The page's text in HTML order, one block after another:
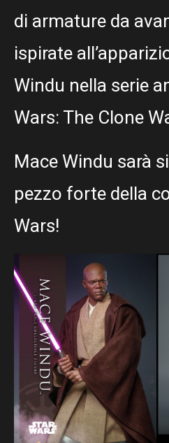
di armature da
ispirate
Windu nella serie
Wars: The Clone
Mace Windu sarà
pezzo forte della
Wars!